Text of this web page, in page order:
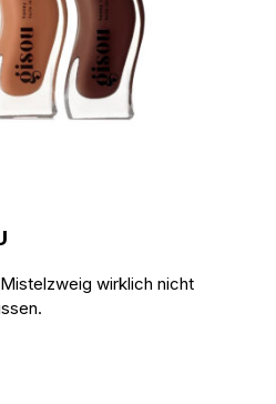
wirklich nicht